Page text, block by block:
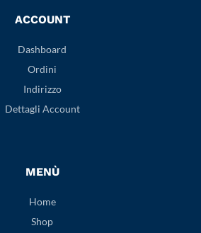
ACCOUNT
Dashboard
Ordini
Indirizzo
Dettagli Account
MENÙ
Home
Shop